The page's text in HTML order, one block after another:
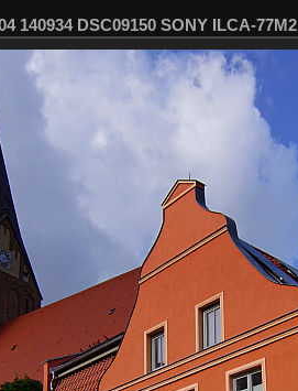
140934 DSC09150 SONY ILCA-77M2